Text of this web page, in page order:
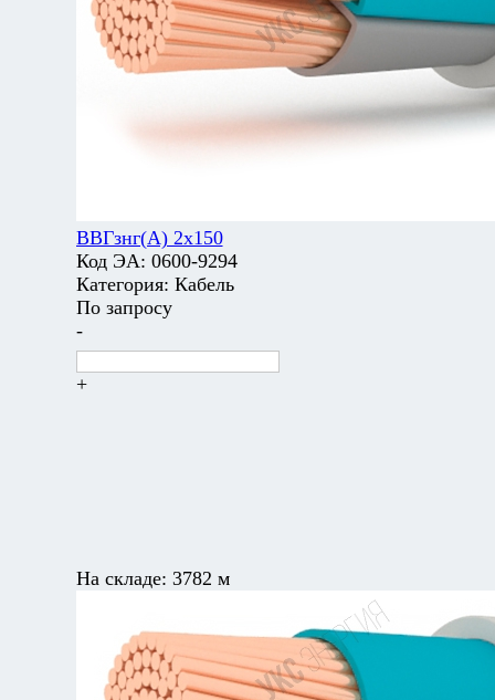
ВВГзнг(А) 2х150
Код ЭА: 0600-9294
Категория: Кабель
По запросу
-
+
На складе: 3782 м